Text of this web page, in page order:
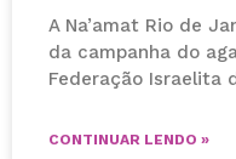
A Na’amat Rio de
da campanha do
Federação Israelita
CONTINUAR LENDO »